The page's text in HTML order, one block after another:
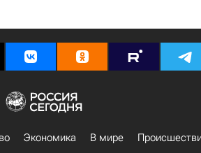
Экономика В мире